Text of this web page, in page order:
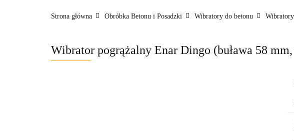
Strona główna Obróbka Betonu i Posadzki Wibratory do betonu
Wibrator pogrążalny Enar Dingo (buława 58